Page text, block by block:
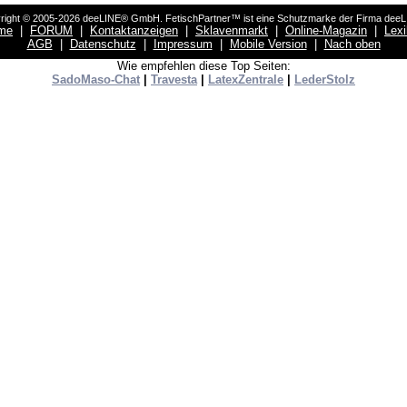
© 2005-2026 deeLINE® GmbH. FetischPartner™ ist eine Schutzmarke der Firma
FORUM Kontaktanzeigen Sklavenmarkt Online-Magazin
AGB
Datenschutz Impressum Mobile Version|
Nach oben
Wie empfehlen diese Top Seiten:
SadoMaso-Chat
Travesta| LatexZentrale LederStolz